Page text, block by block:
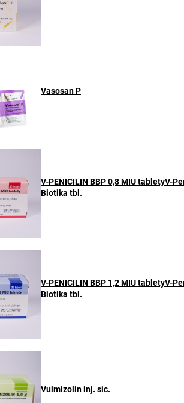
Vasosan P
V-PENICILIN BBP 0,8 MIU tabletyV-
Biotika tbl.
V-PENICILIN BBP 1,2 MIU tabletyV-
Biotika tbl.
Vulmizolin inj. sic.